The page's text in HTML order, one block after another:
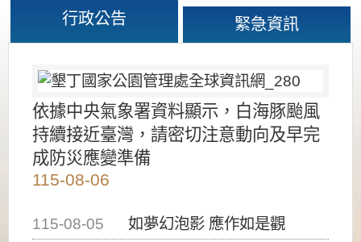
行政公告 緊急資訊
依據中央氣象署資料顯示，白海豚颱風
持續接近臺灣，請密切注意動向及早完
成防災應變準備
115-08-06
115-08-05
如夢幻泡影 應作如是觀